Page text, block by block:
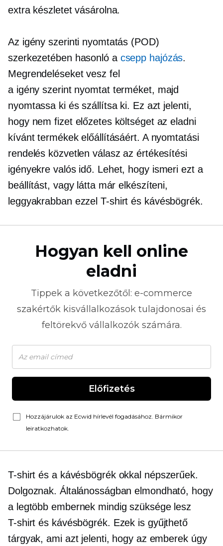
extra készletet vásárolna.
Az igény szerinti nyomtatás (POD)
szerkezetében hasonló a csepp hajózás.
Megrendeléseket vesz fel
a igény szerint nyomtatterméket, majd
nyomtassa ki és szállítsa ki. Ez azt jelenti,
hogy nem fizet előzetes költséget az eladni
kívánt termékek előállításáért. A nyomtatási
rendelés közvetlen válasz az értékesítési
igényekrevalós idő. Lehet, hogy ismeri ezt a
beállítást, vagy látta már elkészíteni,
leggyakrabban ezzel T-shirt és kávésbögrék.
Hogyan kell online
eladni
Tippek a következőtől: e-commerce
szakértők kisvállalkozások tulajdonosai és
feltörekvő vállalkozók számára.
Előfizetés
Hozzájárulok az Ecwid hírlevél fogadásához. Bármikor
leiratkozhatok.
T-shirt és a kávésbögrék okkal népszerűek.
Dolgoznak. Általánosságban elmondható, hogy
a legtöbb embernek mindig szüksége lesz
T-shirt és kávésbögrék. Ezek is gyűjthető
tárgyak, ami azt jelenti, hogy az emberek úgy